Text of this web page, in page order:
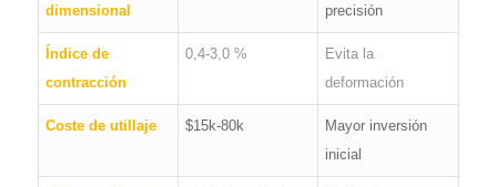
dimensional
precisión
Índice de
contracción
0,4-3,0 %
Evita la
deformación
Coste de utillaje $15k-80k
Mayor inversión
inicial